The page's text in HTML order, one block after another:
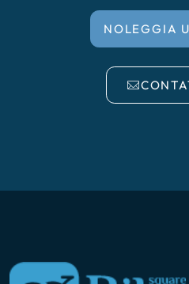
NOLEGGIA